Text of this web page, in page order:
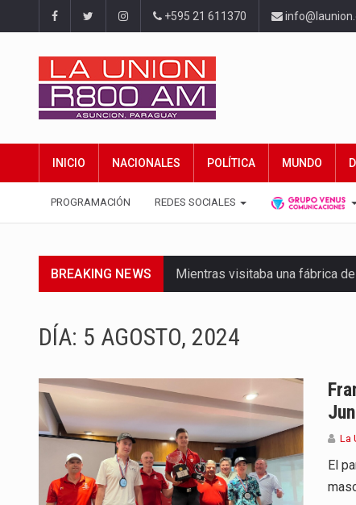
+595 21 611370
INICIO NACIONALES POLÍTICA MUNDO
PROGRAMACIÓN REDES SOCIALES
BREAKING NEWS Mientras visitaba una fábrica
El Ministerio de Educación y
Para Tania, una paraguaya de
El presidente de la República
Una familia atravesó
Fretes se refirió
DÍA: 5 AGOSTO, 2024
La
El